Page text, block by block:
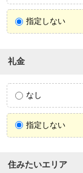
指定しない
礼金
なし
指定しない
住みたいエリア